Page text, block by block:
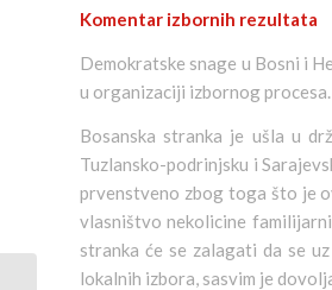
Komentar izbornih rezultata
Demokratske snage u Bosni i
u organizaciji izbornog procesa.
Bosanska stranka je ušla u
Tuzlansko-podrinjsku i
prvenstveno zbog toga što je
vlasništvo nekolicine
stranka će se zalagati da se
lokalnih izbora, sasvim je